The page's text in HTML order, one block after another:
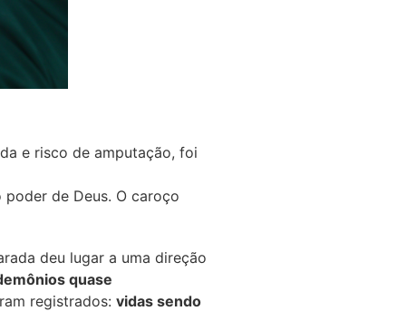
e risco de amputação, foi
de Deus. O caroço
deu lugar a uma direção
quase
registrados: vidas sendo